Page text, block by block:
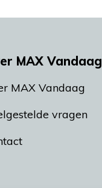
MAX Vandaag
MAX Vandaag
vragen